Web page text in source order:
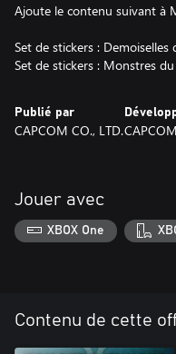
Ajoute le contenu suivant à
Set de stickers : Demoiselles
Set de stickers : Monstres
Publié par
CAPCOM CO., LTD.
Jouer avec
XBOX One
Contenu de cette